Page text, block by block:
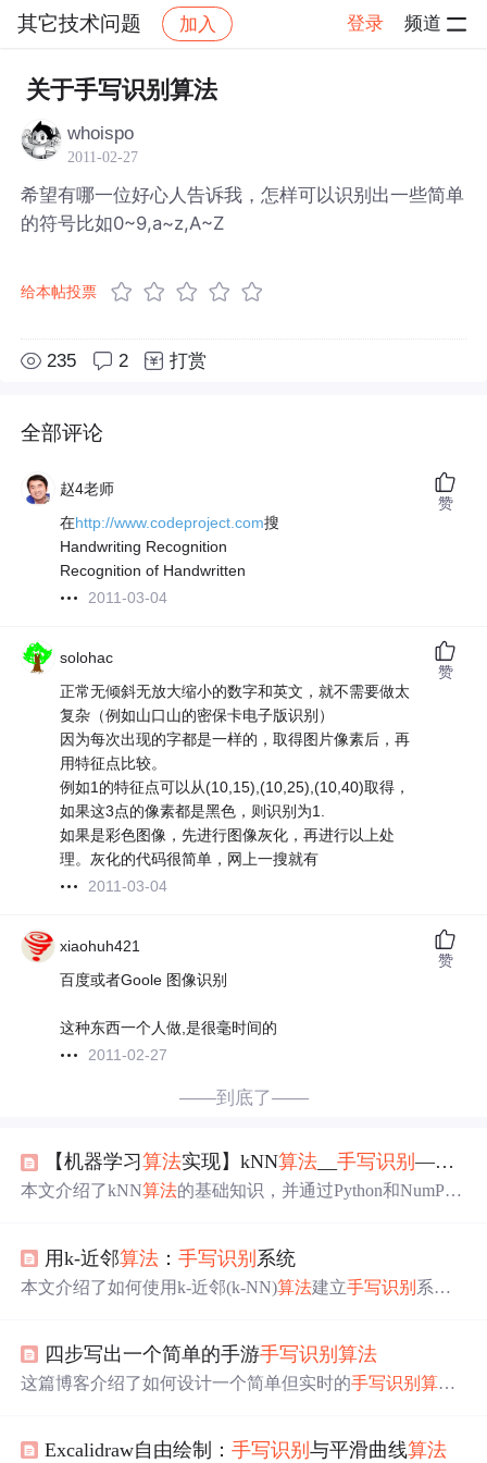
其它技术问题 加入 登录 频道
社区 其它技术问题
关于手写识别算法
whoispo
2011-02-27
希望有哪一位好心人告诉我，怎样可以识别出一些简单
的符号比如0~9,a~z,A~Z
给本帖投票
235 2 打赏
全部评论
赵4老师
在http://www.codeproject.com搜
Handwriting Recognition
Recognition of Handwritten
2011-03-04
赞
solohac
正常无倾斜无放大缩小的数字和英文，就不需要做太
复杂（例如山口山的密保卡电子版识别）
因为每次出现的字都是一样的，取得图片像素后，再
用特征点比较。
例如1的特征点可以从(10,15),(10,25),(10,40)取得，
如果这3点的像素都是黑色，则识别为1.
如果是彩色图像，先进行图像灰化，再进行以上处
理。灰化的代码很简单，网上一搜就有
2011-03-04
赞
xiaohuh421
百度或者Goole 图像识别
这种东西一个人做,是很毫时间的
2011-02-27
赞
——到底了——
【机器学习算法实现】kNN算法 __手写识别——基于Python和NumPy函数库
本文介绍了kNN算法的基础知识，并通过Python和NumPy
NumPy的shape、tile、sum、argsort等函数进行数据处理的
方法。
用k-近邻算法 ：手写识别 系统
本文介绍了如何使用k-近邻(k-NN)算法建立手写识别 系
四步写出一个简单的手游手写识别算法
这篇博客介绍了如何设计一个简单但实时的手写识别算法
距离移动，从而得出图形的基本形状。通过比较绘制的字
Excalidraw自由绘制：手写识别与平滑曲线算法